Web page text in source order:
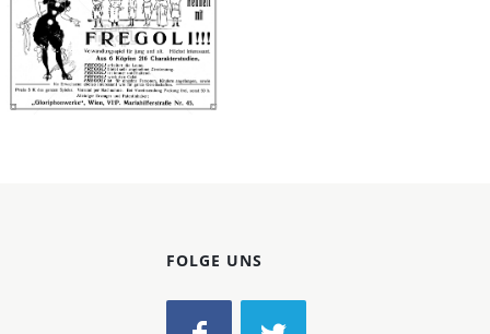
Konzerne
Epoche
Gloriphonwerke,Bild-ID: 66563
FOLGE UNS